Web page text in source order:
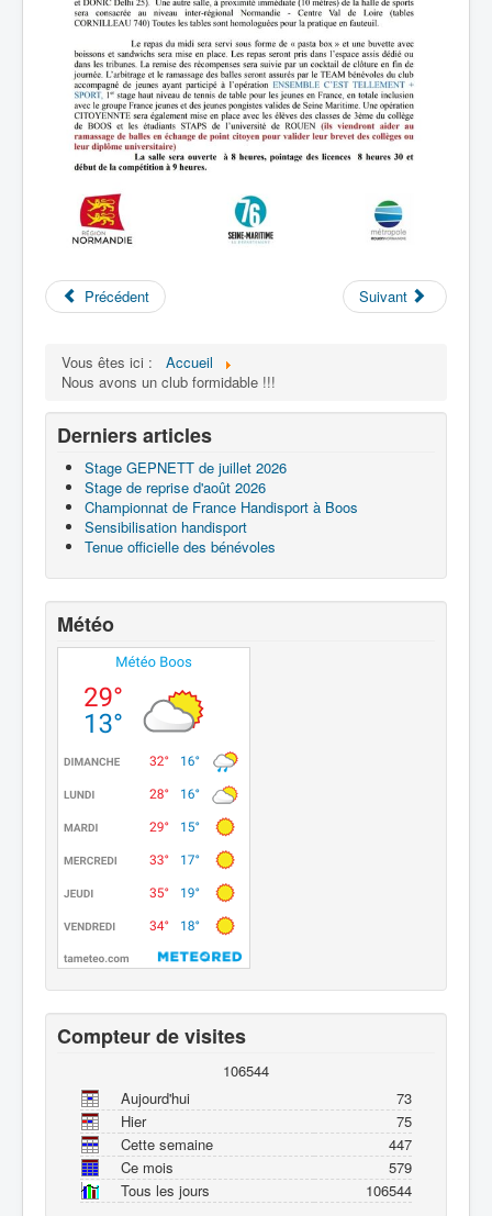
Précédent Suivant
Vous êtes ici :
Accueil
Nous avons un club formidable !!!
Derniers articles
Stage GEPNETT de juillet 2026
Stage de reprise d'août 2026
Championnat de France Handisport à Boos
Sensibilisation handisport
Tenue officielle des bénévoles
Météo
Compteur de visites
106544
Aujourd'hui
73
Hier
75
Cette semaine
447
Ce mois
579
Tous les jours
106544